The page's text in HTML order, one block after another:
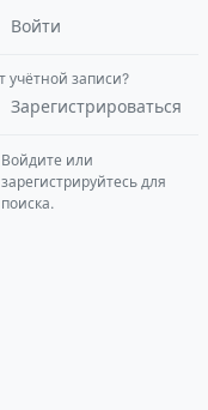
Войти
учётной записи?
Зарегистрироваться
Войдите или
зарегистрируйтесь для
поиска.